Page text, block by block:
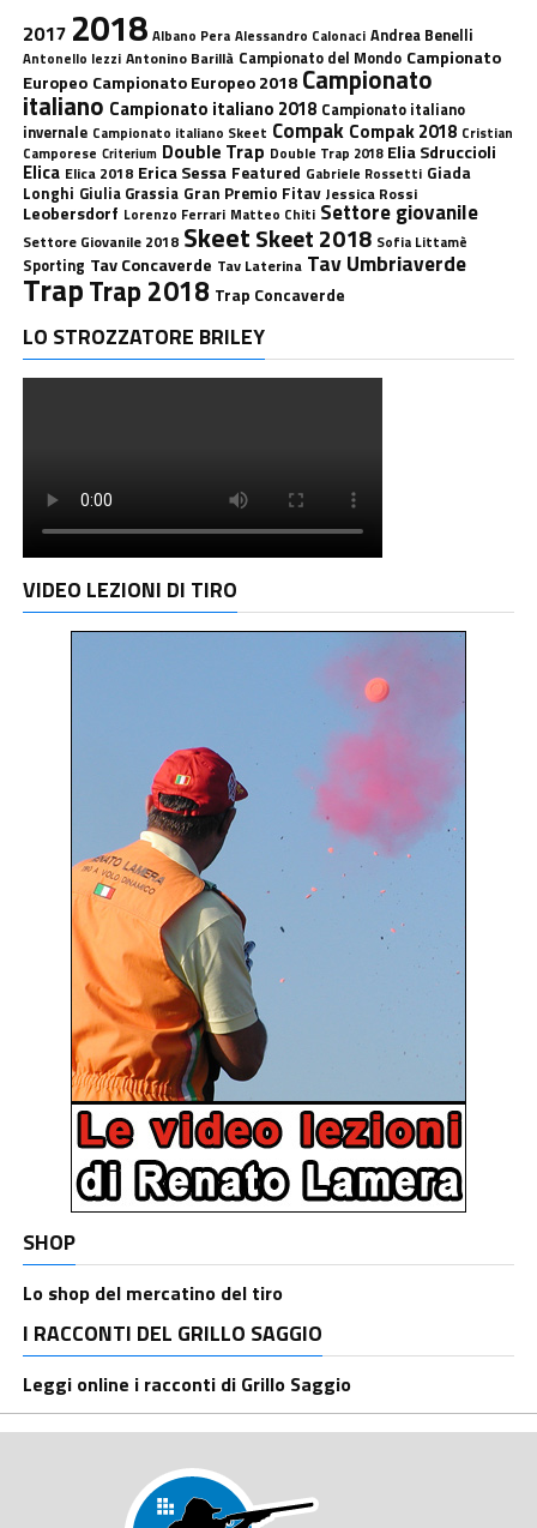
2017 2018 Albano Pera Alessandro Calonaci Andrea Benelli
Antonello Iezzi Antonino Barillà Campionato del Mondo Campionato
Europeo Campionato Europeo 2018 Campionato
italiano Campionato italiano 2018 Campionato italiano
invernale Campionato italiano Skeet Compak Compak 2018 Cristian
Camporese Criterium Double Trap Double Trap 2018 Elia Sdruccioli
Elica Elica 2018 Erica Sessa Featured Gabriele Rossetti Giada
Longhi Giulia Grassia Gran Premio Fitav Jessica Rossi
Leobersdorf Lorenzo Ferrari Matteo Chiti Settore giovanile
Settore Giovanile 2018 SkeetSkeet 2018 Sofia Littamè
Sporting Tav Concaverde Tav Laterina Tav Umbriaverde
TrapTrap 2018 Trap Concaverde
LO STROZZATORE BRILEY
VIDEO LEZIONI DI TIRO
SHOP
Lo shop del mercatino del tiro
I RACCONTI DEL GRILLO SAGGIO
Leggi online i racconti di Grillo Saggio